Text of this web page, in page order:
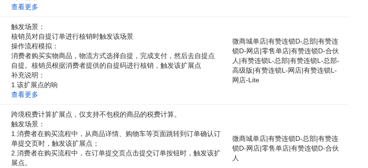
查看更多
触发场景：
核销员对自提订单进行核销时触发该场景
操作流程模拟：
消费者购买实物商品，物流方式选择自提，完成支付，然后去自提点
自提。核销员根据消费者提供的自提码进行核销，触发该扩展点
补充说明：
1.该扩展点的响
查看更多
微商城单店|有赞连锁D-总部|有赞连
锁D-网店|零售单店|有赞连锁D-合伙
人 |有赞连锁L-总部|有赞连锁L-总部-
高级版|有赞连锁L-网店|有赞连锁L-
网店-Lite
跨境税费计算扩展点，仅支持不包税的商品的税费计算。
触发场景：
1.消费者在购买流程中，从商品详情、购物车等页面跳转到订单确认订
单提交页时，触发该扩展点；
2.消费者在购买流程中，在订单提交页点击提交订单按钮时，触发该扩
展点。
微商城单店|有赞连锁D-总部|有赞连
锁D-网店|零售单店|有赞连锁D-合伙
人